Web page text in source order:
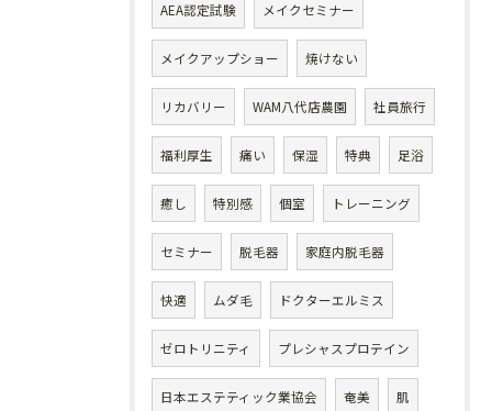
AEA認定試験 メイクセミナー
メイクアップショー 焼けない
リカバリー WAM八代店農園 社員旅行
福利厚生 痛い 保湿 特典 足浴
癒し 特別感 個室 トレーニング
セミナー 脱毛器 家庭内脱毛器
快適 ムダ毛 ドクターエルミス
ゼロトリニティ プレシャスプロテイン
日本エステティック業協会 奄美 肌